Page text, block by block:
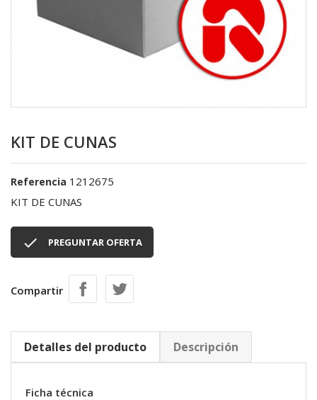
KIT DE CUNAS
Referencia 1212675
KIT DE CUNAS
 PREGUNTAR OFERTA
Compartir
Detalles del producto Descripción
Ficha técnica